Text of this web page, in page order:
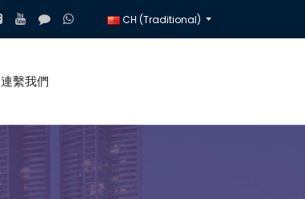
CH (Traditional)
連繫我們